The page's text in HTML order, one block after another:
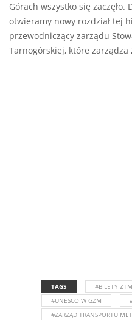
Górach wszystko się zaczęło.
otwieramy nowy rozdział tej
przewodniczący zarządu
Tarnogórskiej, które
TAGS #BILETY ZTM
#UNESCO W GZM
#ZARZĄD TRANSPORTU